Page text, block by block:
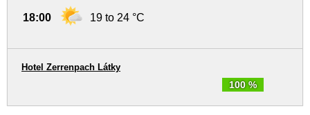
18:00 19 to 24 °C
100 %
Hotel Zerrenpach Látky